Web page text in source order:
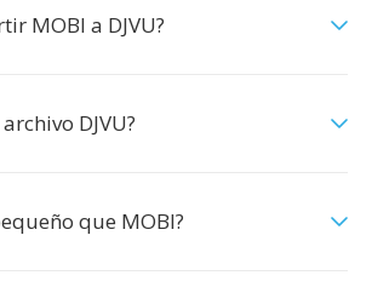
MOBI a DJVU?
DJVU?
que MOBI?